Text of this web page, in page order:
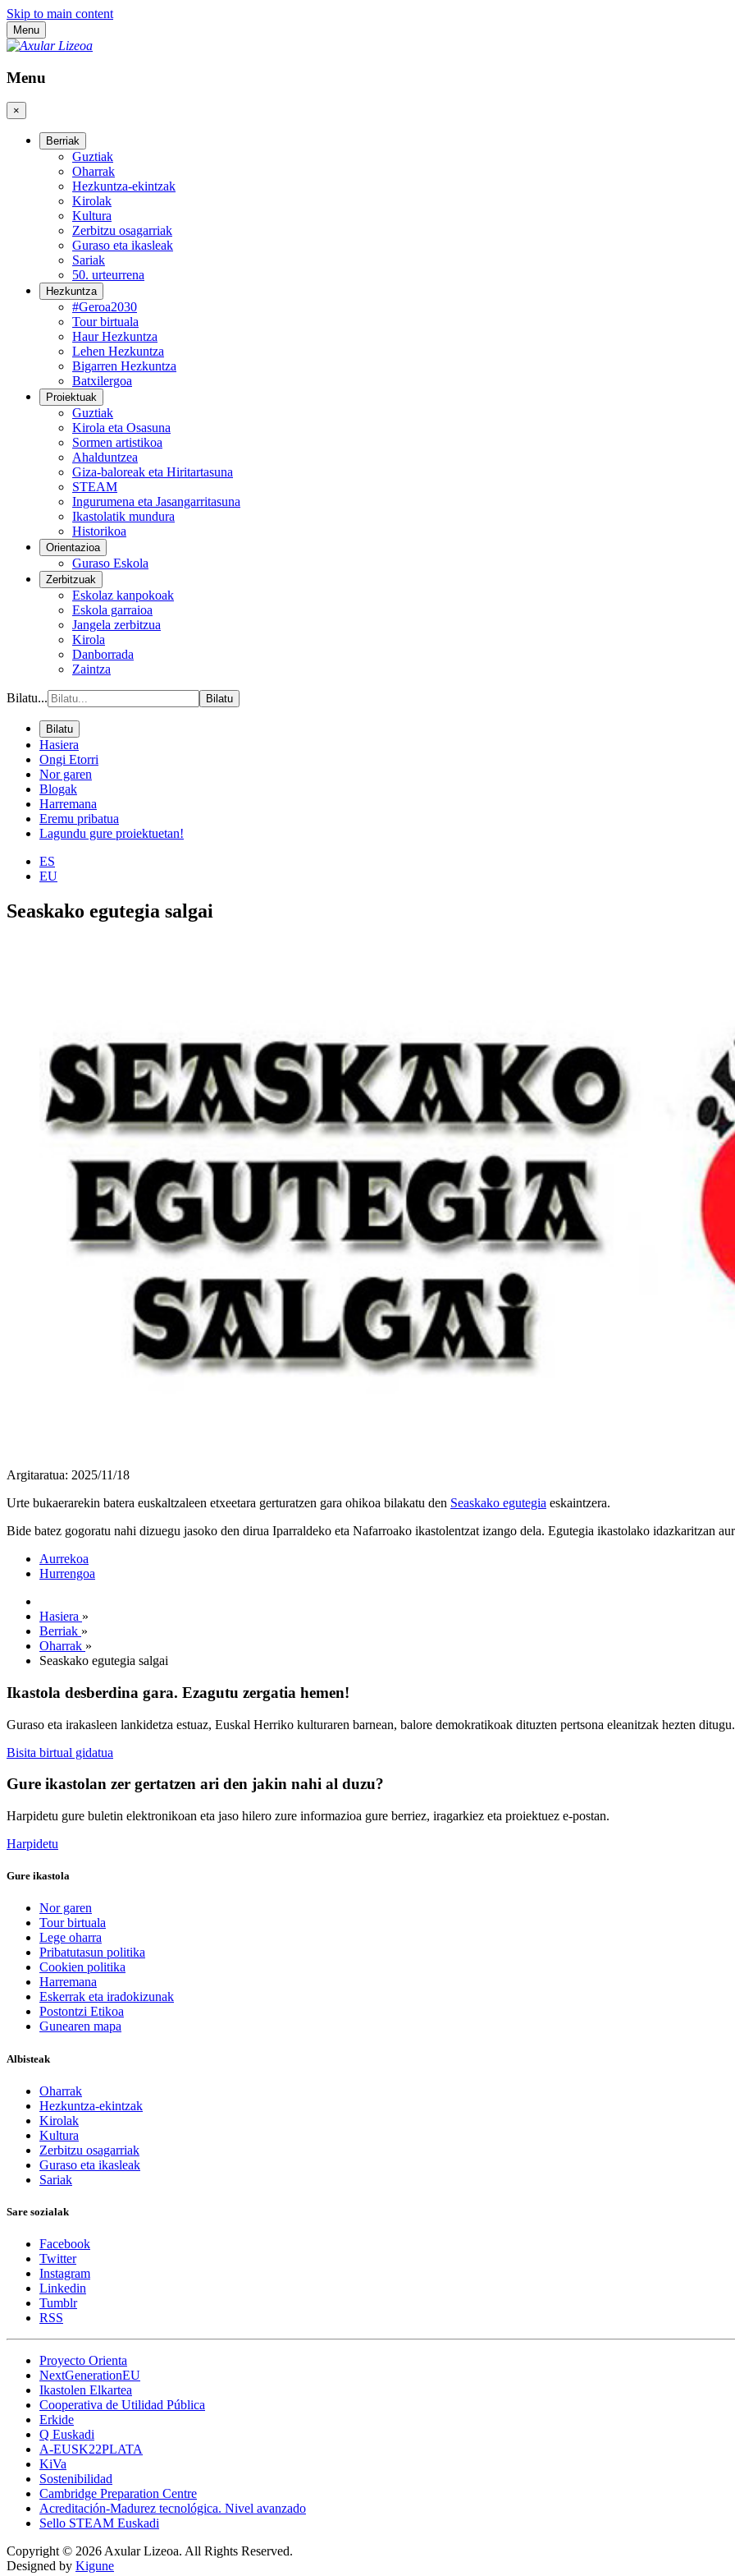
Skip to main content
Menu
Menu
×
Berriak
Guztiak
Oharrak
Hezkuntza-ekintzak
Kirolak
Kultura
Zerbitzu osagarriak
Guraso eta ikasleak
Sariak
50. urteurrena
Hezkuntza
#Geroa2030
Tour birtuala
Haur Hezkuntza
Lehen Hezkuntza
Bigarren Hezkuntza
Batxilergoa
Proiektuak
Guztiak
Kirola eta Osasuna
Sormen artistikoa
Ahalduntzea
Giza-baloreak eta Hiritartasuna
STEAM
Ingurumena eta Jasangarritasuna
Ikastolatik mundura
Historikoa
Orientazioa
Guraso Eskola
Zerbitzuak
Eskolaz kanpokoak
Eskola garraioa
Jangela zerbitzua
Kirola
Danborrada
Zaintza
Bilatu... Bilatu
Bilatu
Hasiera
Ongi Etorri
Nor garen
Blogak
Harremana
Eremu pribatua
Lagundu gure proiektuetan!
ES
EU
Seaskako egutegia salgai
Argitaratua: 2025/11/18
Urte bukaerarekin batera euskaltzaleen etxeetara gerturatzen gara ohikoa bilakatu den Seaskako egutegia eskaintzera.
Bide batez gogoratu nahi dizuegu jasoko den dirua Iparraldeko eta Nafarroako ikastolentzat izango dela. Egutegia ikastolako idazkaritzan
Aurrekoa
Hurrengoa
Hasiera »
Berriak »
Oharrak »
Seaskako egutegia salgai
Ikastola desberdina gara. Ezagutu zergatia hemen!
Guraso eta irakasleen lankidetza estuaz, Euskal Herriko kulturaren barnean, balore demokratikoak dituzten pertsona eleanitzak hezten ditugu.
Bisita birtual gidatua
Gure ikastolan zer gertatzen ari den jakin nahi al duzu?
Harpidetu gure buletin elektronikoan eta jaso hilero zure informazioa gure berriez, iragarkiez eta proiektuez e-postan.
Harpidetu
Gure ikastola
Nor garen
Tour birtuala
Lege oharra
Pribatutasun politika
Cookien politika
Harremana
Eskerrak eta iradokizunak
Postontzi Etikoa
Gunearen mapa
Albisteak
Oharrak
Hezkuntza-ekintzak
Kirolak
Kultura
Zerbitzu osagarriak
Guraso eta ikasleak
Sariak
Sare sozialak
Facebook
Twitter
Instagram
Linkedin
Tumblr
RSS
Proyecto Orienta
NextGenerationEU
Ikastolen Elkartea
Cooperativa de Utilidad Pública
Erkide
Q Euskadi
A-EUSK22PLATA
KiVa
Sostenibilidad
Cambridge Preparation Centre
Acreditación-Madurez tecnológica. Nivel avanzado
Sello STEAM Euskadi
Copyright © 2026 Axular Lizeoa. All Rights Reserved.
Designed by Kigune